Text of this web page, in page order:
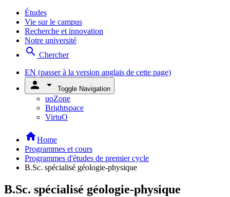
Études
Vie sur le campus
Recherche et innovation
Notre université
search Chercher
EN (passer à la version anglais de cette page)
person arrow_drop_down Toggle Navigation
uoZone
Brightspace
VirtuO
homeHome
Programmes et cours
Programmes d'études de premier cycle
B.Sc. spécialisé géologie-physique
B.Sc. spécialisé géologie-physique